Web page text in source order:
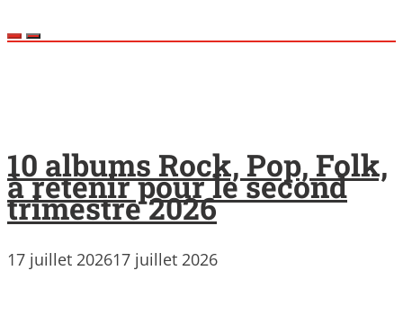
10 albums Rock, Pop, Folk,
à retenir pour le second
trimestre 2026
17 juillet 202617 juillet 2026